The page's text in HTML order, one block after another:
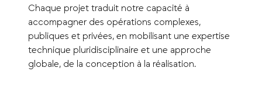
Chaque projet traduit notre capacité à
accompagner des opérations complexes,
publiques et privées, en mobilisant une expertise
technique pluridisciplinaire et une approche
globale, de la conception à la réalisation.